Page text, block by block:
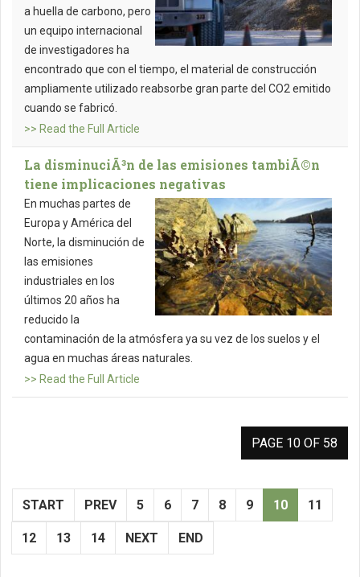
a huella de carbono, pero
un equipo internacional
de investigadores ha
encontrado que con el tiempo, el material de construcción
ampliamente utilizado reabsorbe gran parte del CO2 emitido
cuando se fabricó.
>> Read the Full Article
La disminuciÃ³n de las emisiones tambiÃ©n
tiene implicaciones negativas
En muchas partes de
Europa y América del
Norte, la disminución de
las emisiones
industriales en los
últimos 20 años ha
reducido la
contaminación de la atmósfera ya su vez de los suelos y el
agua en muchas áreas naturales.
>> Read the Full Article
PAGE 10 OF 58
START PREV 5 6 7 8 9 10 11
12 13 14 NEXT END